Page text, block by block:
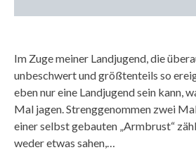
Im Zuge meiner Landjugend, die
unbeschwert und größtenteils so
eben nur eine Landjugend sein kann,
Mal jagen. Strenggenommen zwei
einer selbst gebauten „Armbrust“
weder etwas sahen,…